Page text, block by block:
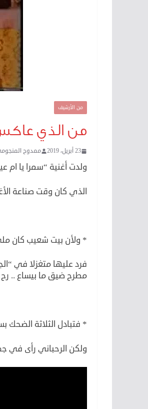
من الأرشيف
من الذي عاكس
23 أبريل، 2019 ممدوح
ولدت أغنية “سمرا يا ام
الذي كان وقت صناعة
* ولأن بيت شعيب كان
فرد عليها متغزلا في
مطرح ضيق ما بيساع ..
* فتبادل الثلاثة
ولكن الرحباني رأى في